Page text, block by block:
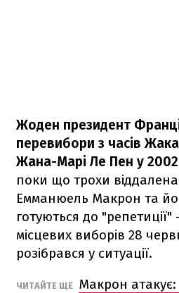
Жоден президент
перевибори з часів
Жана-Марі Ле Пен у 2002
поки що трохи
Емманюель Макрон та
готуються до "репетиції"
місцевих виборів 28
розібрався у ситуації.
ЧИТАЙТЕ ЩЕ Макрон